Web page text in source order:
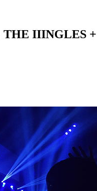
IIINGLES